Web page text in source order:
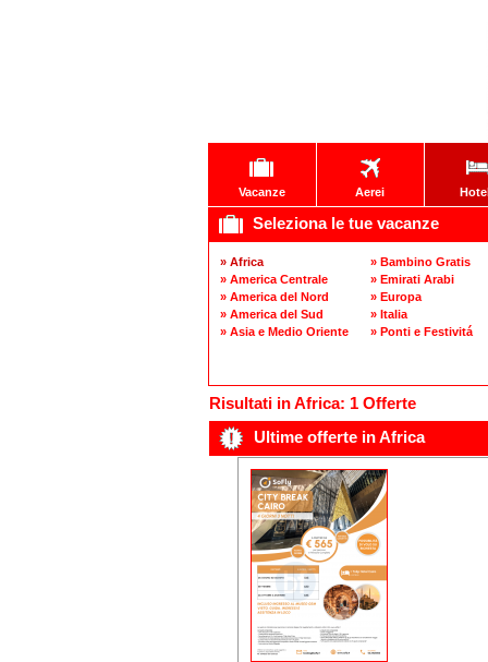
Vacanze Aerei
Seleziona le tue vacanze
» Africa
» America Centrale
» America del Nord
» America del Sud
» Asia e Medio Oriente
» Bambino Gratis
» Emirati Arabi
» Europa
» Italia
» Ponti e Festivitá
Risultati in Africa: 1 Offerte
Ultime offerte in Africa